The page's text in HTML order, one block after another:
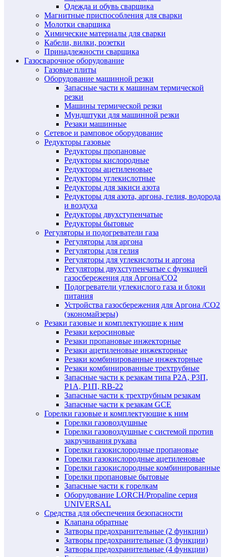
Одежда и обувь сварщика
Магнитные приспособления для сварки
Молотки сварщика
Химические материалы для сварки
Кабели, вилки, розетки
Принадлежности сварщика
Газосварочное оборудование
Газовые плиты
Оборудование машинной резки
Запасные части к машинам термической
резки
Машины термической резки
Мундштуки для машинной резки
Резаки машинные
Сетевое и рамповое оборудование
Редукторы газовые
Редукторы пропановые
Редукторы кислородные
Редукторы ацетиленовые
Редукторы углекислотные
Редукторы для закиси азота
Редукторы для азота, аргона, гелия, водорода
и воздуха
Редукторы двухступенчатые
Редукторы бытовые
Регуляторы и подогреватели газа
Регуляторы для аргона
Регуляторы для гелия
Регуляторы для углекислоты и аргона
Регуляторы двухступенчатые c функцией
газосбережения для Аргона/СО2
Подогреватели углекислого газа и блоки
питания
Устройства газосбережения для Аргона /СО2
(экономайзеры)
Резаки газовые и комплектующие к ним
Резаки керосиновые
Резаки пропановые инжекторные
Резаки ацетиленовые инжекторные
Резаки комбинированные инжекторные
Резаки комбинированные трехтрубные
Запасные части к резакам типа Р2А, Р3П,
Р1А, Р1П, RB-22
Запасные части к трехтрубным резакам
Запасные части к резакам GCE
Горелки газовые и комплектующие к ним
Горелки газовоздушные
Горелки газовоздушные с системой против
закручивания рукава
Горелки газокислородные пропановые
Горелки газокислородные ацетиленовые
Горелки газокислородные комбинированные
Горелки пропановые бытовые
Запасные части к горелкам
Оборудование LORCH/Propaline серия
UNIVERSAL
Средства для обеспечения безопасности
Клапана обратные
Затворы предохранительные (2 функции)
Затворы предохранительные (3 функции)
Затворы предохранительные (4 функции)